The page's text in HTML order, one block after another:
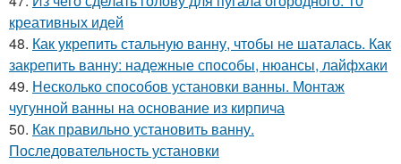
креативных идей
48. Как укрепить стальную ванну, чтобы не шаталась. Как
закрепить ванну: надежные способы, нюансы, лайфхаки
49. Несколько способов установки ванны. Монтаж
чугунной ванны на основание из кирпича
50. Как правильно установить ванну.
Последовательность установки